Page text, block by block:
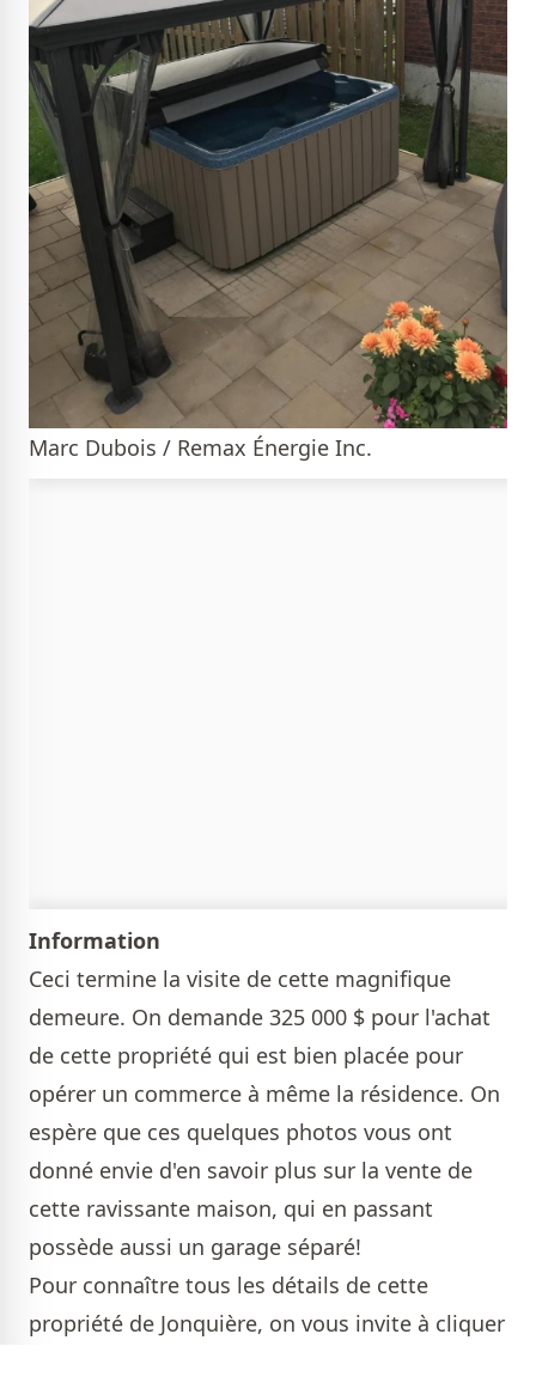
Marc Dubois / Remax Énergie Inc.
Information
Ceci termine la visite de cette magnifique
demeure. On demande 325 000 $ pour l'achat
de cette propriété qui est bien placée pour
opérer un commerce à même la résidence. On
espère que ces quelques photos vous ont
donné envie d'en savoir plus sur la vente de
cette ravissante maison, qui en passant
possède aussi un garage séparé!
Pour connaître tous les détails de cette
propriété de Jonquière, on vous invite à cliquer